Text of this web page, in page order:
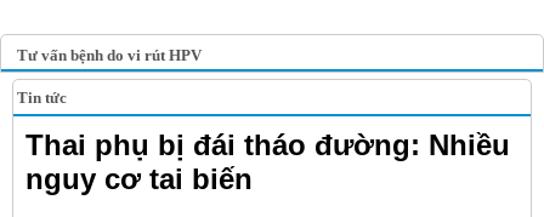
Tư vấn bệnh do vi rút HPV
Tin tức
Thai phụ bị đái tháo đường: Nhiều
nguy cơ tai biến